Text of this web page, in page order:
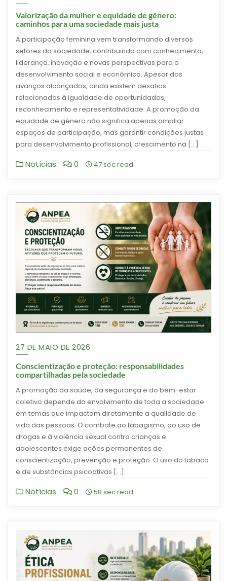
Valorização da mulher e equidade de gênero:
caminhos para uma sociedade mais justa
A participação feminina vem transformando diversos
setores da sociedade, contribuindo com conhecimento,
liderança, inovação e novas perspectivas para o
desenvolvimento social e econômico. Apesar dos
avanços alcançados, ainda existem desafios
relacionados à igualdade de oportunidades,
reconhecimento e representatividade. A promoção da
equidade de gênero não significa apenas ampliar
espaços de participação, mas garantir condições justas
para desenvolvimento profissional, crescimento na […]
Notícias 0 47 sec read
27 DE MAIO DE 2026
Conscientização e proteção: responsabilidades
compartilhadas pela sociedade
A promoção da saúde, da segurança e do bem-estar
coletivo depende do envolvimento de toda a sociedade
em temas que impactam diretamente a qualidade de
vida das pessoas. O combate ao tabagismo, ao uso de
drogas e à violência sexual contra crianças e
adolescentes exige ações permanentes de
conscientização, prevenção e proteção. O uso do tabaco
e de substâncias psicoativas […]
Notícias 0 58 sec read